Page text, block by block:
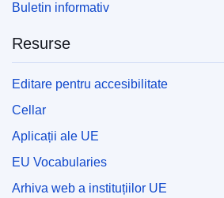
Buletin informativ
Resurse
Editare pentru accesibilitate
Cellar
Aplicații ale UE
EU Vocabularies
Arhiva web a instituțiilor UE